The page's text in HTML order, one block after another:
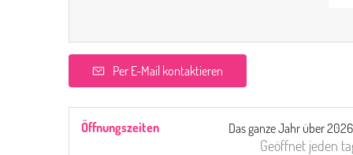
Per E-Mail kontaktieren
Öffnungszeiten Das ganze Jahr über 2026
Geöffnet jeden